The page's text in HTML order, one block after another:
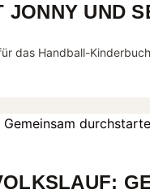
JONNY UND
das Handball-